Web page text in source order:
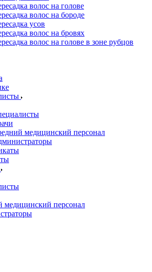
волос на голове
волос на бороде
усов
волос на бровях
волос на голове в зоне рубцов
медицинский персонал
медицинский персонал